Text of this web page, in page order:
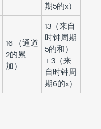
期5的x）
16 （通道
2的累
加）
13（来自
时钟周期
5的和）
+ 3（来
自时钟周
期6的x）